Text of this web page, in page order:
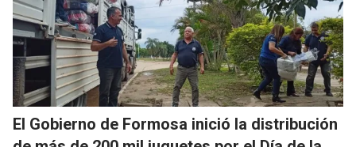
El Gobierno de Formosa inició la distribución